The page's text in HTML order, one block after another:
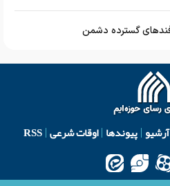
آرشیو پیوندها اوقات شرعی RSS